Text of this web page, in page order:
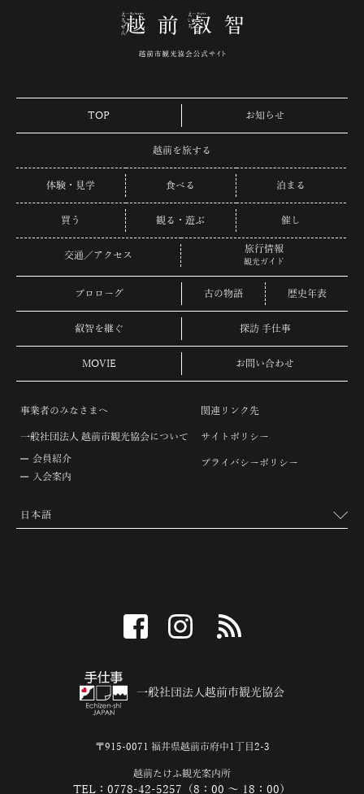
TOP お知らせ
越前を旅する
体験・見学 食べる 泊まる
買う 観る・遊ぶ 催し
交通／アクセス
旅行情報
観光ガイド
プロローグ 古の物語 歴史年表
叡智を継ぐ 探訪 手仕事
MOVIE お問い合わせ
事業者のみなさまへ
一般社団法人 越前市観光協会について
会員紹介
入会案内
関連リンク先
サイトポリシー
プライバシーポリシー
facebook instagram
一般社団法人越前市観光協会
〒915-0071 福井県越前市府中1丁目2-3
越前たけふ観光案内所
TEL：0778-42-5257（8：00 ～ 18：00）